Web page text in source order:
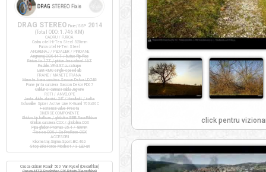
click pentru
DRAG STEREO Fixie/SSP 2014
(Total ODO: 1.746 KM )
CADRU / FURCA
Cadru otel Hi-Ten Steel 520mm
Furca otel Hi-Ten Steel
ANGRENAJ / PEDALIER / PINIOANE
Angrenaj COX 44T / butuc flip-flop
Pinion fix 17T / pinion freewheel 16T
Pedale VP-397 cu ratrape
Lant KMC single-speed alb
FRANE / MANETE FRANA
Manete frana cursiera Saccon Dekor LD74P
Frane janta cursiera Saccon Dekor FD07
Cabluri si camasi cablu Jagwire
ROTI / ANVELOPE
Jante duble aluminiu 28" / Handbuilt / inalte
Schwalbe Spicer Active Line K-Guard 700x30C
+ extensii valve Presta
DIVERSE COMPONENTE
Ghidon tip bullhorn / ghidolina BBB RaceRibbon
Ghidon cursiera COX / ghidolina COX
Pipa ghidon Promax 25.4 / 80mm
Tisa sa COX / Sa ProRace COX
ACCESORII
Kilometraj Sigma Sport BC 400
Stop BikeForce Modest / 3 LED-uri
Casca ciclism Roadr 500 Van Rysel (Decathlon)